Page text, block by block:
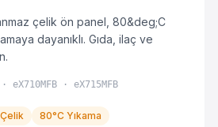
çelik ön panel, 80&deg;C
dayanıklı. Gıda, ilaç ve
eX710MFB · eX715MFB
80°C Yıkama